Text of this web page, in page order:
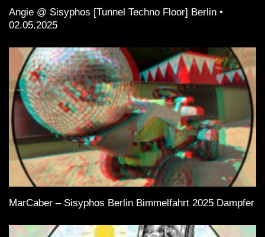
Angie @ Sisyphos [Tunnel Techno Floor] Berlin •
02.05.2025
MarCaber – Sisyphos Berlin Bimmelfahrt 2025 Dampfer